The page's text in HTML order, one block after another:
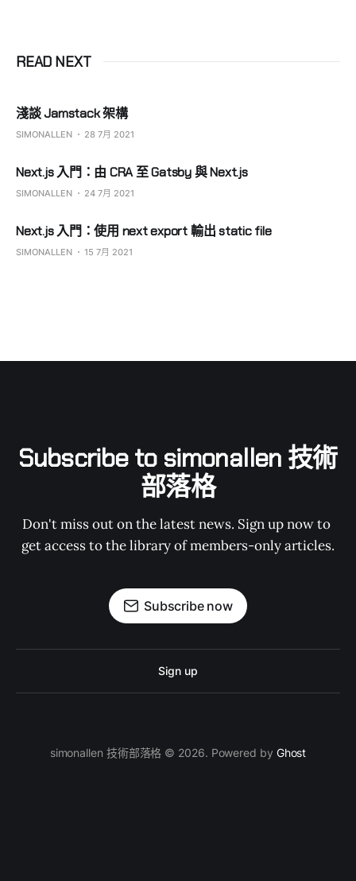
READ NEXT
淺談 Jamstack 架構
SIMONALLEN 28 7月 2021
Next.js 入門：由 CRA 至 Gatsby 與 Next.js
SIMONALLEN 24 7月 2021
Next.js 入門：使用 next export 輸出 static file
SIMONALLEN 15 7月 2021
Subscribe to simonallen 技術
部落格
Don't miss out on the latest news. Sign up now to
get access to the library of members-only articles.
Subscribe now
Sign up
simonallen 技術部落格 © 2026. Powered by Ghost